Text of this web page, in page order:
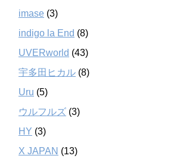
imase (3)
indigo la End (8)
UVERworld (43)
宇多田ヒカル (8)
Uru (5)
ウルフルズ (3)
HY (3)
X JAPAN (13)